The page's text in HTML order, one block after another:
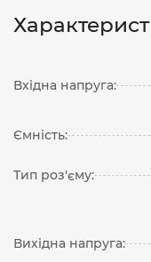
Вхідна напруга:
Ємність:
Тип роз'єму:
Вихідна напруга: